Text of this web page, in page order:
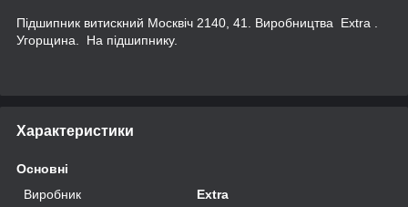
Підшипник витискний Москвіч 2140, 41. Виробництва Extra .
Угорщина. На підшипнику.
Характеристики
Основні
Виробник
Extra